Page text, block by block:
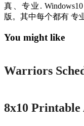
真、专业. Windows10
版。其中每个都有 专
You might like
Printable
Warriors
8x10